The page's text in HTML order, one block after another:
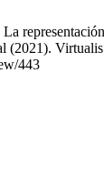
(2021).
443